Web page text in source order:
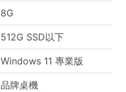
8G
512G SSD以下
Windows 11 專業版
品牌桌機